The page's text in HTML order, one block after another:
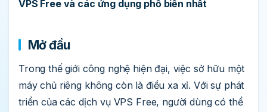
VPS Free và các ứng dụng phổ biến nhất
Mở đầu
Trong thế giới công nghệ hiện đại, việc sở hữu một
máy chủ riêng không còn là điều xa xỉ. Với sự phát
triển của các dịch vụ VPS Free, người dùng có thể